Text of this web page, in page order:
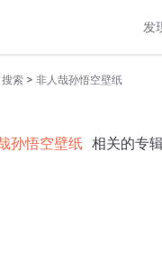
发
搜索 > 非人哉孙悟空壁纸
孙悟空壁纸 相关的专